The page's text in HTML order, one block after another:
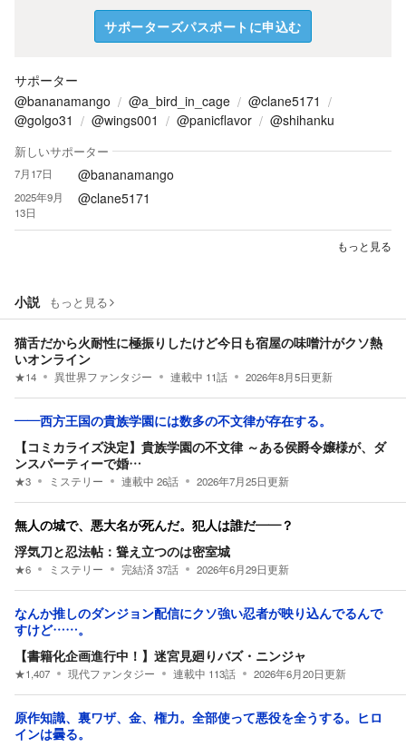
サポーターズパスポートに申込む
サポーター
@bananamango
@a_bird_in_cage
@clane5171
@golgo31
@wings001 @panicflavor @shihanku
新しいサポーター
7月17日 @bananamango
2025年9月
13日
@clane5171
もっと見る
小説 もっと見る
猫舌だから火耐性に極振りしたけど今日も宿屋の味噌汁がクソ熱
いオンライン
★14 異世界ファンタジー 連載中 11話 2026年8月5日更新
――西方王国の貴族学園には数多の不文律が存在する。
【コミカライズ決定】貴族学園の不文律 ～ある侯爵令嬢様が、ダ
ンスパーティーで婚…
★3 ミステリー 連載中 26話 2026年7月25日更新
無人の城で、悪大名が死んだ。犯人は誰だ――？
浮気刀と忍法帖：聳え立つのは密室城
★6 ミステリー 完結済37話 2026年6月29日更新
なんか推しのダンジョン配信にクソ強い忍者が映り込んでるんで
すけど……。
【書籍化企画進行中！】迷宮見廻りバズ・ニンジャ
★1,407 現代ファンタジー 連載中 113話 2026年6月20日更新
原作知識、裏ワザ、金、権力。全部使って悪役を全うする。ヒロ
インは曇る。